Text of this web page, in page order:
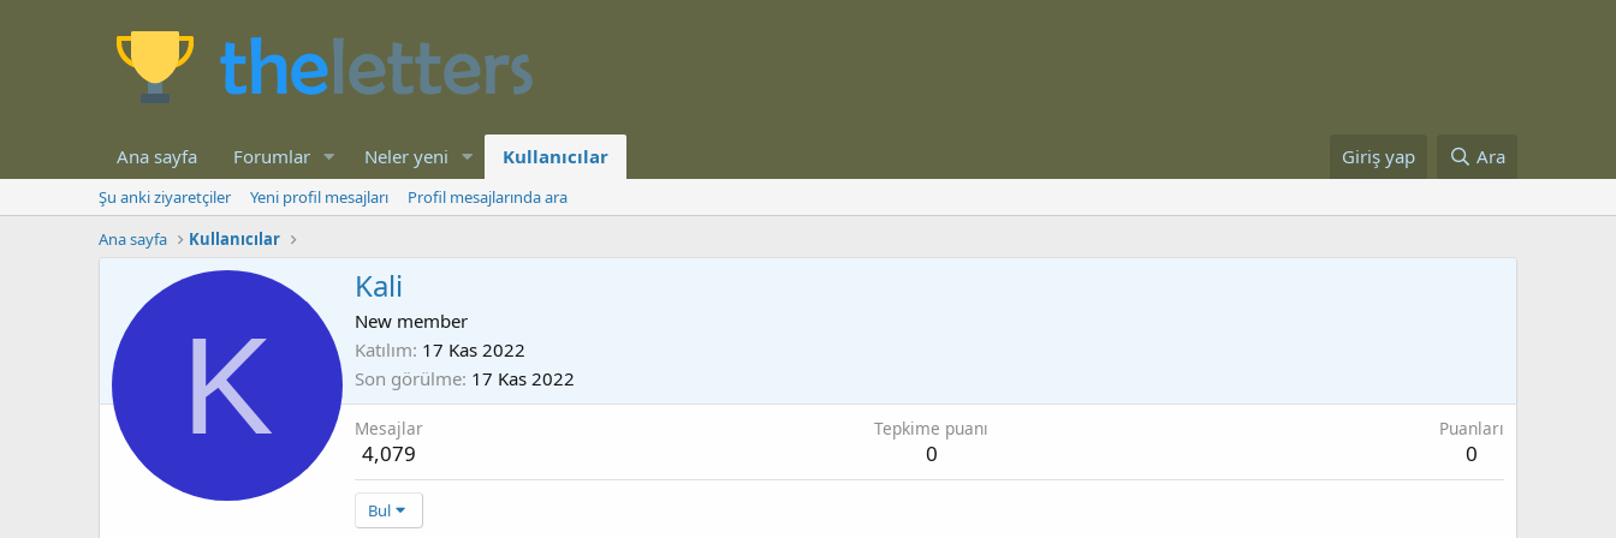
Ana sayfa Forumlar Neler yeni Kullanıcılar Giriş yap Ara
Şu anki ziyaretçiler Yeni profil mesajları
Profil mesajlarında ara
Ana sayfa
Kullanıcılar
K
Kali
New member
Katılım 17 Kas 2022
Son görülme 17 Kas 2022
Mesajlar
4,079
Tepkime puanı
0
Puanları
0
Bul